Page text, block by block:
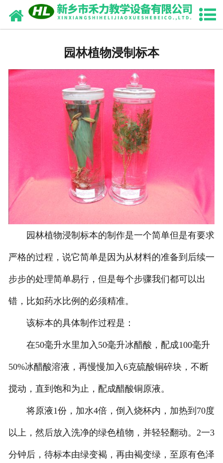
网站首页
畜牧兽医干（浸）制标本
中药腊叶标本
生药切片标本
骨骼标本
动植物标本
生物标本
园林植物浸制标本
园林植物浸制标本的制作是一个简单但是有要求
严格的过程，说它简单是因为从材料的准备到后续一
步步的处理简单易行，但是每个步骤我们都可以出
错，比如药水比例的必须精准。
该标本的具体制作过程是：
在50毫升水里加入50毫升冰醋酸，配成100毫升
50%冰醋酸溶液，再慢慢加入6克硫酸铜碎块，不断
搅动，直到饱和为止，配成醋酸铜原液。
将原液1份，加水4倍，倒入烧杯内，加热到70度
以上，然后放入洗净的绿色植物，并轻轻翻动。2一3
分钟后，待标本由绿变褐，再由褐变绿，至原有色泽